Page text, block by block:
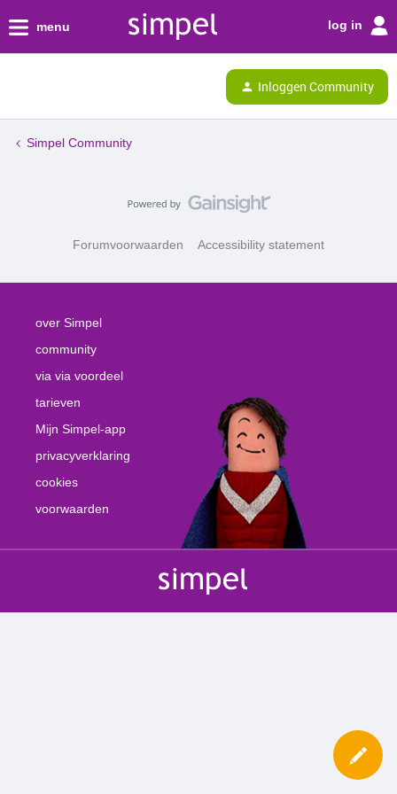
menu log in
Inloggen Community
Simpel Community
Forumvoorwaarden Accessibility statement
over Simpel
community
via via voordeel
tarieven
Mijn Simpel-app
privacyverklaring
cookies
voorwaarden